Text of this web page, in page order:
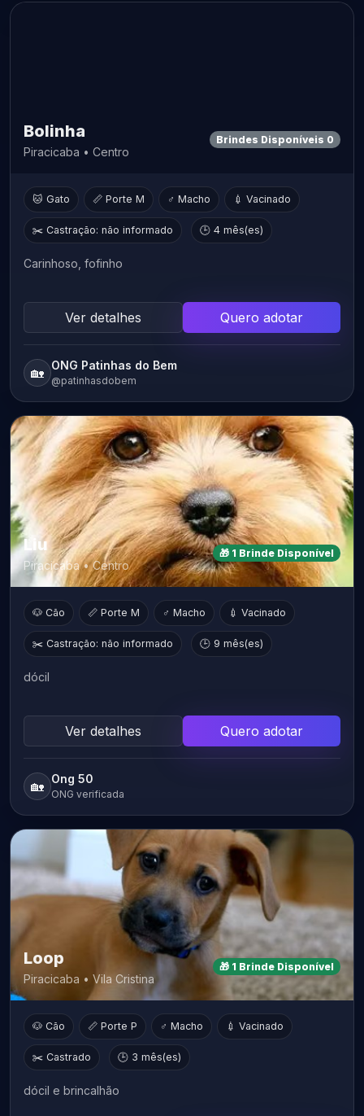
Bolinha
Piracicaba • Centro
Brindes Disponíveis 0
🐱 Gato 📏 Porte M ♂ Macho 💉 Vacinado
✂️ Castração: não informado 🕒 4 mês(es)
Carinhoso, fofinho
Ver detalhes Quero adotar
🏡 ONG Patinhas do Bem
@patinhasdobem
Liu
Piracicaba • Centro
🎁 1 Brinde Disponível
🐶 Cão 📏 Porte M ♂ Macho 💉 Vacinado
✂️ Castração: não informado 🕒 9 mês(es)
dócil
Ver detalhes Quero adotar
🏡 Ong 50
ONG verificada
Loop
Piracicaba • Vila Cristina
🎁 1 Brinde Disponível
🐶 Cão 📏 Porte P ♂ Macho 💉 Vacinado
✂️ Castrado 🕒 3 mês(es)
dócil e brincalhão